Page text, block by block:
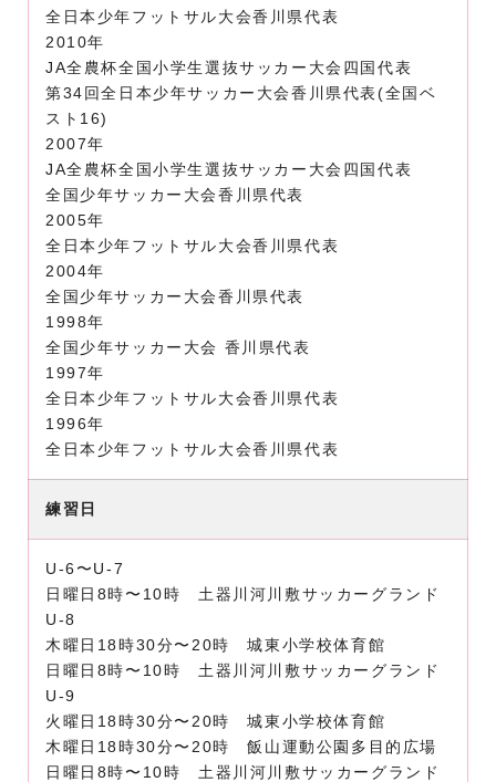
全日本少年フットサル大会香川県代表
2010年
JA全農杯全国小学生選抜サッカー大会四国代表
第34回全日本少年サッカー大会香川県代表(全国ベ
スト16)
2007年
JA全農杯全国小学生選抜サッカー大会四国代表
全国少年サッカー大会香川県代表
2005年
全日本少年フットサル大会香川県代表
2004年
全国少年サッカー大会香川県代表
1998年
全国少年サッカー大会 香川県代表
1997年
全日本少年フットサル大会香川県代表
1996年
全日本少年フットサル大会香川県代表
練習日
U-6〜U-7
日曜日8時〜10時 土器川河川敷サッカーグランド
U-8
木曜日18時30分〜20時 城東小学校体育館
日曜日8時〜10時 土器川河川敷サッカーグランド
U-9
火曜日18時30分〜20時 城東小学校体育館
木曜日18時30分〜20時 飯山運動公園多目的広場
日曜日8時〜10時 土器川河川敷サッカーグランド